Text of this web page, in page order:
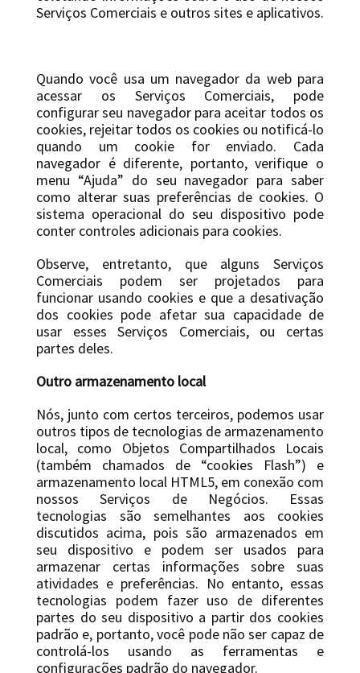
Serviços Comerciais e outros sites e aplicativos.
Quando você usa um navegador da web para
acessar os Serviços Comerciais, pode
configurar seu navegador para aceitar todos os
cookies, rejeitar todos os cookies ou notificá-lo
quando um cookie for enviado. Cada
navegador é diferente, portanto, verifique o
menu “Ajuda” do seu navegador para saber
como alterar suas preferências de cookies. O
sistema operacional do seu dispositivo pode
conter controles adicionais para cookies.
Observe, entretanto, que alguns Serviços
Comerciais podem ser projetados para
funcionar usando cookies e que a desativação
dos cookies pode afetar sua capacidade de
usar esses Serviços Comerciais, ou certas
partes deles.
Outro armazenamento local
Nós, junto com certos terceiros, podemos usar
outros tipos de tecnologias de armazenamento
local, como Objetos Compartilhados Locais
(também chamados de “cookies Flash”) e
armazenamento local HTML5, em conexão com
nossos Serviços de Negócios. Essas
tecnologias são semelhantes aos cookies
discutidos acima, pois são armazenados em
seu dispositivo e podem ser usados ​​para
armazenar certas informações sobre suas
atividades e preferências. No entanto, essas
tecnologias podem fazer uso de diferentes
partes do seu dispositivo a partir dos cookies
padrão e, portanto, você pode não ser capaz de
controlá-los usando as ferramentas e
configurações padrão do navegador.